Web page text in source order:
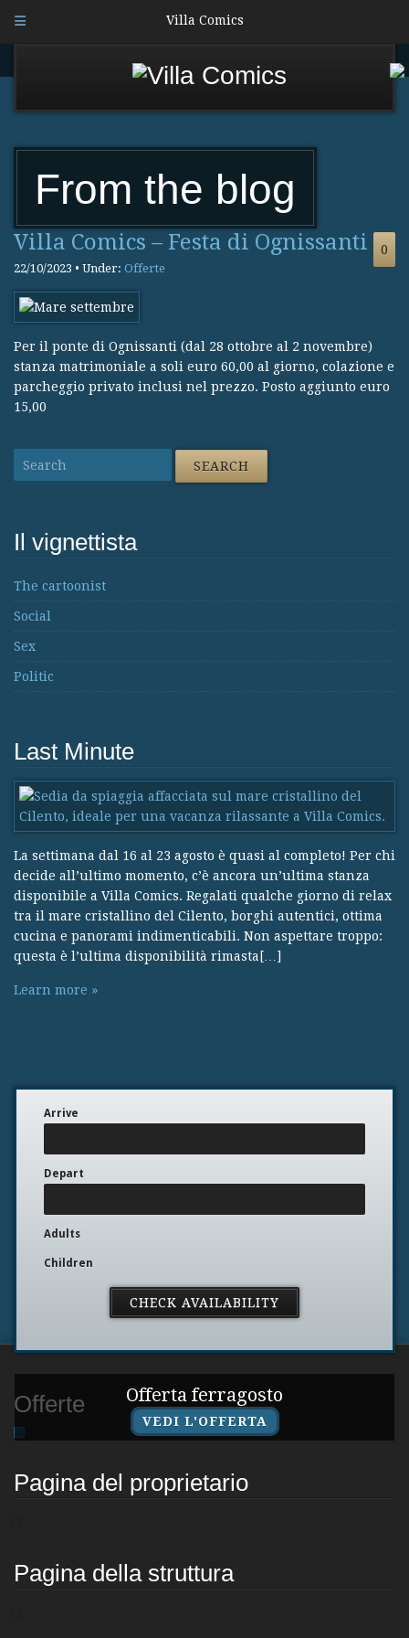
Villa Comics
From the blog
Villa Comics – Festa di Ognissanti
22/10/2023 • Under: Offerte
0
Per il ponte di Ognissanti (dal 28 ottobre al 2 novembre)
stanza matrimoniale a soli euro 60,00 al giorno, colazione e
parcheggio privato inclusi nel prezzo. Posto aggiunto euro
15,00
Il vignettista
The cartoonist
Social
Sex
Politic
Last Minute
La settimana dal 16 al 23 agosto è quasi al completo! Per chi
decide all’ultimo momento, c’è ancora un’ultima stanza
disponibile a Villa Comics. Regalati qualche giorno di relax
tra il mare cristallino del Cilento, borghi autentici, ottima
cucina e panorami indimenticabili. Non aspettare troppo:
questa è l’ultima disponibilità rimasta[…]
Learn more »
Arrive
Depart
Adults
Children
Offerte Offerta ferragosto
VEDI L'OFFERTA
Pagina del proprietario
Pagina della struttura